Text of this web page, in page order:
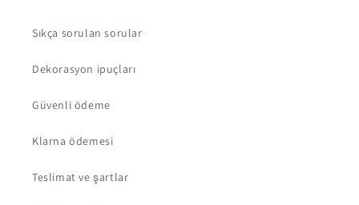
Sıkça sorulan sorular
Dekorasyon ipuçları
Güvenli ödeme
Klarna ödemesi
Teslimat ve şartlar